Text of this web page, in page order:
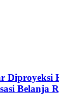
Diproyeksi
Belanja